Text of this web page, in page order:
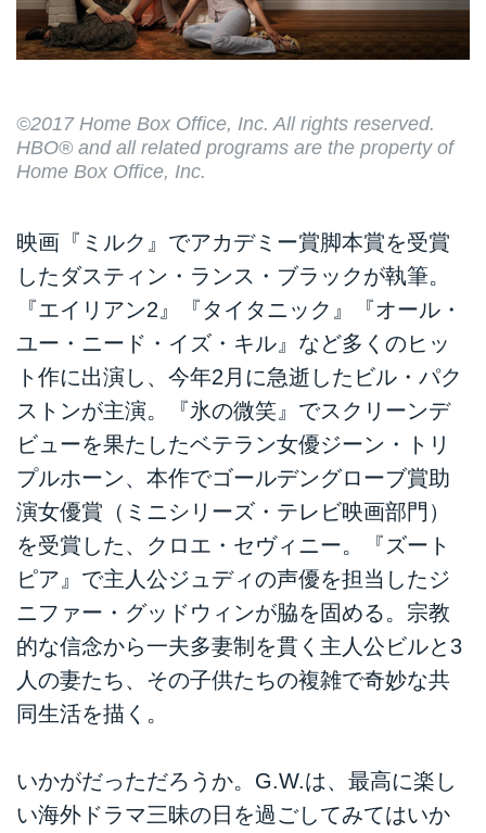
©2017 Home Box Office, Inc. All rights reserved.
HBO® and all related programs are the property of
Home Box Office, Inc.
映画『ミルク』でアカデミー賞脚本賞を受賞
したダスティン・ランス・ブラックが執筆。
『エイリアン2』『タイタニック』『オール・
ユー・ニード・イズ・キル』など多くのヒッ
ト作に出演し、今年2月に急逝したビル・パク
ストンが主演。『氷の微笑』でスクリーンデ
ビューを果たしたベテラン女優ジーン・トリ
プルホーン、本作でゴールデングローブ賞助
演女優賞（ミニシリーズ・テレビ映画部門）
を受賞した、クロエ・セヴィニー。『ズート
ピア』で主人公ジュディの声優を担当したジ
ニファー・グッドウィンが脇を固める。宗教
的な信念から一夫多妻制を貫く主人公ビルと3
人の妻たち、その子供たちの複雑で奇妙な共
同生活を描く。
いかがだっただろうか。G.W.は、最高に楽し
い海外ドラマ三昧の日を過ごしてみてはいか